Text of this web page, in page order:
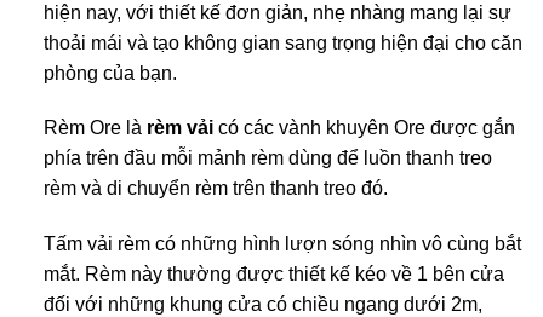
hiện nay, với thiết kế đơn giản, nhẹ nhàng mang lại sự
thoải mái và tạo không gian sang trọng hiện đại cho căn
phòng của bạn.
Rèm Ore là rèm vảicó các vành khuyên Ore được gắn
phía trên đầu mỗi mảnh rèm dùng để luồn thanh treo
rèm và di chuyển rèm trên thanh treo đó.
Tấm vải rèm có những hình lượn sóng nhìn vô cùng bắt
mắt. Rèm này thường được thiết kế kéo về 1 bên cửa
đối với những khung cửa có chiều ngang dưới 2m,